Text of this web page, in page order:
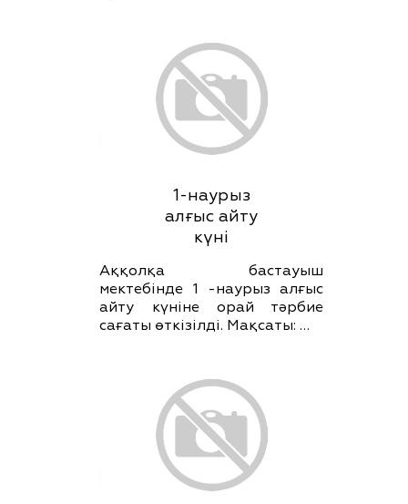
1-наурыз
алғыс айту
күні
Аққолқа бастауыш
мектебінде 1 -наурыз алғыс
айту күніне орай тәрбие
сағаты өткізілді. Мақсаты: …